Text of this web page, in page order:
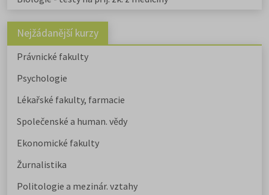
Nejžádanější kurzy
Právnické fakulty
Psychologie
Lékařské fakulty, farmacie
Společenské a human. vědy
Ekonomické fakulty
Žurnalistika
Politologie a mezinár. vztahy